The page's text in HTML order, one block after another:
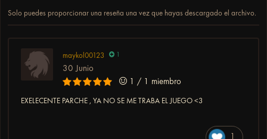
Solo puedes proporcionar una reseña una vez que hayas descargado el archivo.
maykol00123 1
30 Junio
1 / 1 miembro
EXELECENTE PARCHE , YA NO SE ME TRABA EL JUEGO <3
1